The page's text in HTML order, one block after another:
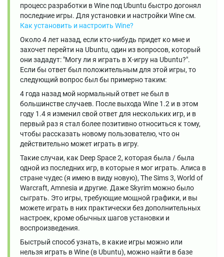
процесс разработки в Wine под Ubuntu быстро догонял
последние игры. Для установки и настройки Wine см.
Как установить и настроить Wine?
Около 4 лет назад, если кто-нибудь придет ко мне и
захочет перейти на Ubuntu, один из вопросов, который
они зададут: "Могу ли я играть в X-игру на Ubuntu?".
Если бы ответ был положительным для этой игры, то
следующий вопрос был бы примерно таким:
4 года назад мой нормальный ответ не был в
большинстве случаев. После выхода Wine 1.2 и в этом
году 1.4 я изменил свой ответ для нескольких игр, и в
первый раз я стал более позитивно относиться к тому,
чтобы рассказать новому пользователю, что он
действительно может играть в игру.
Такие случаи, как Deep Space 2, которая была / была
одной из последних игр, в которые я мог играть. Алиса в
стране чудес (я имею в виду новую), The Sims 3, World of
Warcraft, Amnesia и другие. Даже Skyrim можно было
сыграть. Это игры, требующие мощной графики, и вы
можете играть в них практически без дополнительных
настроек, кроме обычных шагов установки и
воспроизведения.
Быстрый способ узнать, в какие игры можно или
нельзя играть в Wine (в Ubuntu), можно найти в базе